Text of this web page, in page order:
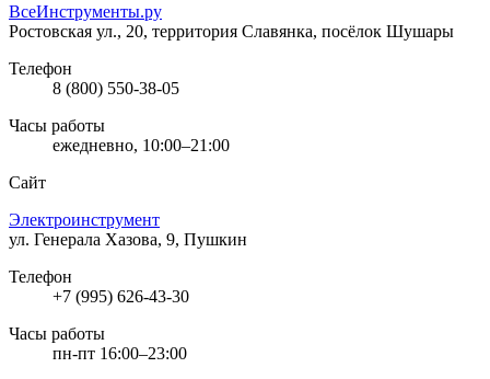
ВсеИнструменты.ру
Ростовская ул., 20, территория Славянка, посёлок Шушары
Телефон
8 (800) 550-38-05
Часы работы
ежедневно, 10:00–21:00
Сайт
Электроинструмент
ул. Генерала Хазова, 9, Пушкин
Телефон
+7 (995) 626-43-30
Часы работы
пн-пт 16:00–23:00